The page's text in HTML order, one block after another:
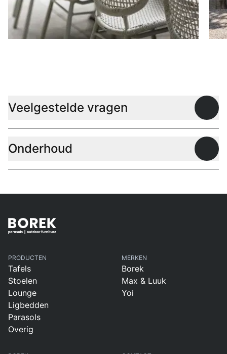
Veelgestelde vragen
Onderhoud
PRODUCTEN
Tafels
Stoelen
Lounge
Ligbedden
Parasols
Overig
MERKEN
Borek
Max & Luuk
Yoi